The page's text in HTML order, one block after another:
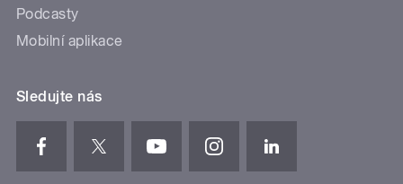
Podcasty
Mobilní aplikace
Sledujte nás